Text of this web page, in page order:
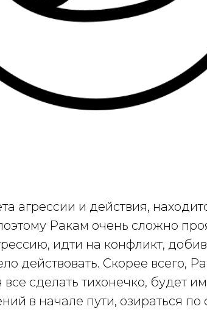
агрессии и действия,
Ракам очень сложно
идти на конфликт,
действовать. Скорее всего,
все сделать тихонечко, будет
в начале пути, озираться по